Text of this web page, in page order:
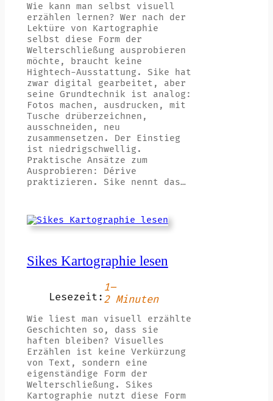
Wie kann man selbst visuell
erzählen lernen? Wer nach der
Lektüre von Kartographie
selbst diese Form der
Welterschließung ausprobieren
möchte, braucht keine
Hightech-Ausstattung. Sike hat
zwar digital gearbeitet, aber
seine Grundtechnik ist analog:
Fotos machen, ausdrucken, mit
Tusche drüberzeichnen,
ausschneiden, neu
zusammensetzen. Der Einstieg
ist niedrigschwellig.
Praktische Ansätze zum
Ausprobieren: Dérive
praktizieren. Sike nennt das…
Sikes Kartographie lesen
Lesezeit:
1–
2 Minuten
Wie liest man visuell erzählte
Geschichten so, dass sie
haften bleiben? Visuelles
Erzählen ist keine Verkürzung
von Text, sondern eine
eigenständige Form der
Welterschließung. Sikes
Kartographie nutzt diese Form